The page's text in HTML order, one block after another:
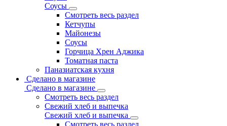
Соусы
Смотреть весь раздел
Кетчупы
Майонезы
Соусы
Горчица Хрен Аджика
Томатная паста
Паназиатская кухня
Сделано в магазине
Сделано в магазине
Смотреть весь раздел
Свежий хлеб и выпечка
Свежий хлеб и выпечка
Смотреть весь раздел